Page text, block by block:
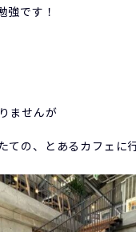
強です！
ませんが
ての、とあるカフェに